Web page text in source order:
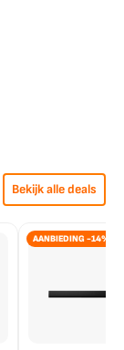
Bekijk alle deals
AANBIEDING -14%